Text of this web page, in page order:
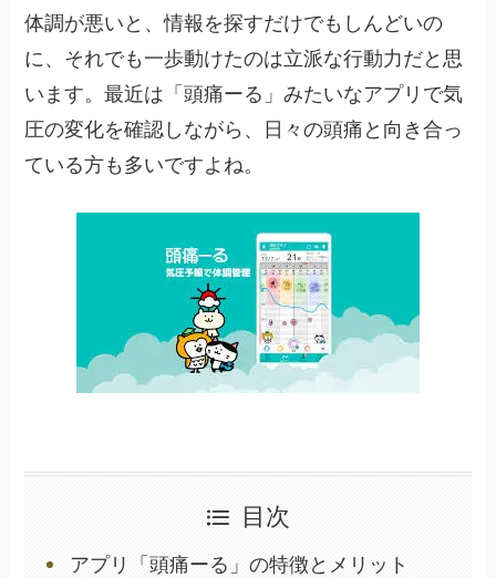
体調が悪いと、情報を探すだけでもしんどいの
に、それでも一歩動けたのは立派な行動力だと思
います。最近は「頭痛ーる」みたいなアプリで気
圧の変化を確認しながら、日々の頭痛と向き合っ
ている方も多いですよね。
目次
アプリ「頭痛ーる」の特徴とメリット